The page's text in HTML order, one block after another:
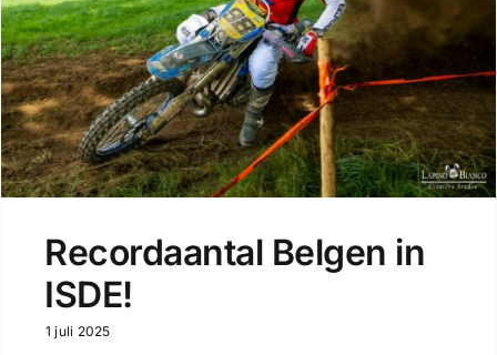
Recordaantal Belgen in
ISDE!
1 juli 2025